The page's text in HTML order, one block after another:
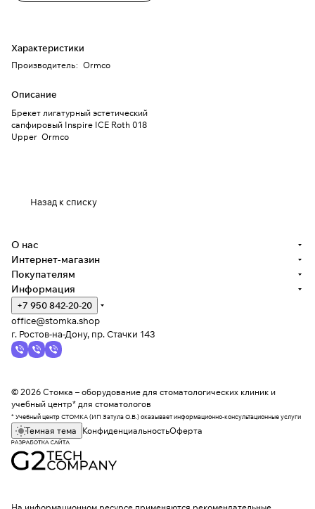
Характеристики
Производитель: Ormco
Описание
Брекет лигатурный эстетический
сапфировый Inspire ICE Roth 018
Upper Ormco
Назад к списку
О нас
Интернет-магазин
Покупателям
Информация
+7 950 842-20-20
office@stomka.shop
г. Ростов-на-Дону, пр. Стачки 143
© 2026 Стомка – оборудование для стоматологических клиник и
учебный центр* для стоматологов
* Учебный центр СТОМКА (ИП Затула О.В.) оказывает информационно-консультационные услуги
Темная тема КонфиденциальностьОферта